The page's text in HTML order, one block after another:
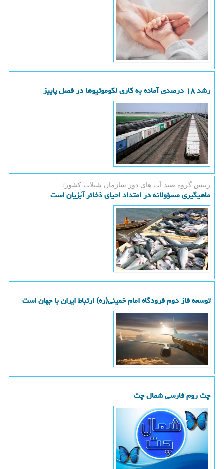
رشد ۱۸ درصدی آماده به کاری لکوموتیوها در فصل پاییز
رییس گروه صید آب های دور سازمان شیلات كشور؛
ماهیگیری مسؤولانه در امتداد احیای ذخائر آبزیان است
توسعه فاز دوم فرودگاه امام خمینی(ره) ارتباط ایران با جهان است
چت روم فارسی شمال چت